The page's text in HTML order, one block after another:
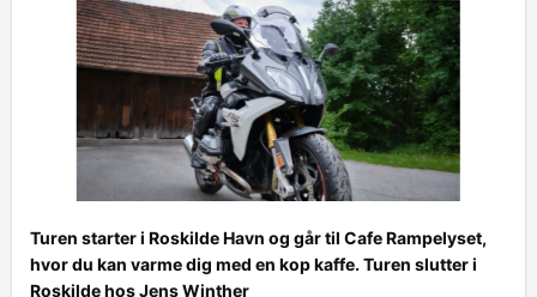
Turen starter i Roskilde Havn og går til Cafe Rampelyset,
hvor du kan varme dig med en kop kaffe. Turen slutter i
Roskilde hos Jens Winther